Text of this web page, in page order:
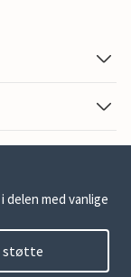
delen med vanlige
støtte